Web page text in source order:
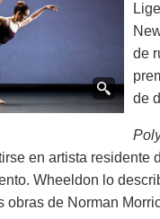
de
de
en artista residente
Wheeldon lo
obras de Norman